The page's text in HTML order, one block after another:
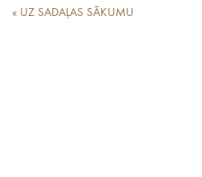
« UZ SADAĻAS SĀKUMU